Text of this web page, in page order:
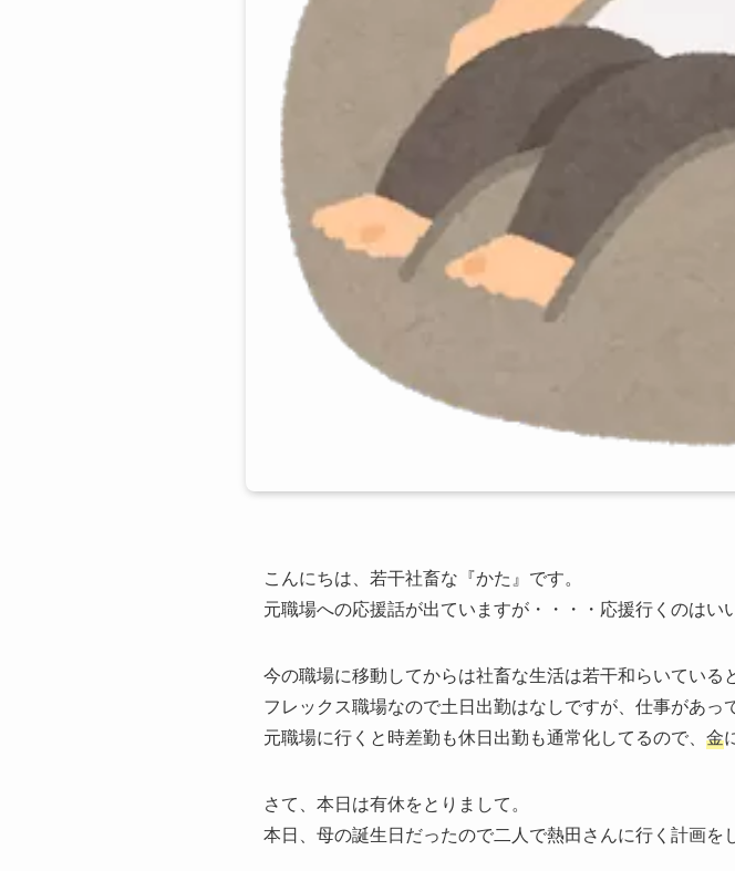
こんにちは、若干社畜な『かた』です。
元職場への応援話が出ていますが・・・・応援行くのはい
今の職場に移動してからは社畜な生活は若干和らいている
フレックス職場なので土日出勤はなしですが、仕事があっ
元職場に行くと時差勤も休日出勤も通常化してるので、 金
さて、本日は有休をとりまして。
本日、母の誕生日だったので二人で熱田さんに行く計画を